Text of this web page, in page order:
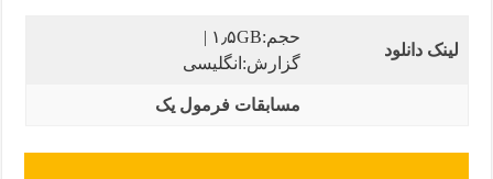
لینک دانلود
حجم:۱٫۵GB |
گزارش:انگلیسی
مسابقات فرمول یک